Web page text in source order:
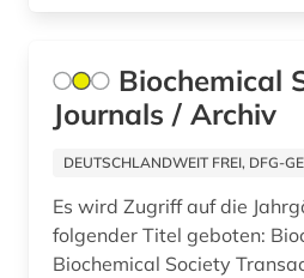
neurochirurgie (1)
neurowissenschaften (3)
nlm (1)
norwegen (1)
open access (2)
Biochemical
Journals / Archiv
DEUTSCHLANDWEIT FREI, DFG-
Es wird Zugriff auf die
folgender Titel geboten: Biochemical Journal
Biochemical Society